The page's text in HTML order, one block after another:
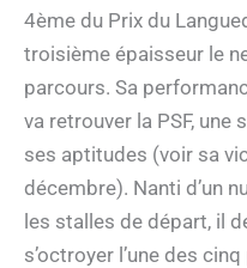
4ème du Prix du
troisième épaisseur le
parcours. Sa
va retrouver la PSF,
ses aptitudes (voir sa
décembre). Nanti d’un
les stalles de départ, il
s’octroyer l’une des